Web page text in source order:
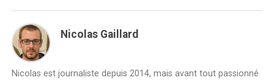
Nicolas Gaillard
Nicolas est journaliste depuis 2014, mais avant tout passionné